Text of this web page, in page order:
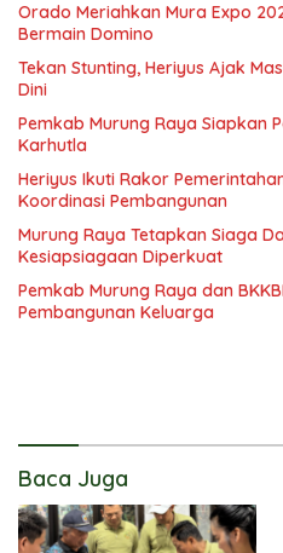
Orado Meriahkan Mura Expo
Bermain Domino
Tekan Stunting, Heriyus Ajak
Dini
Pemkab Murung Raya Siapkan
Karhutla
Heriyus Ikuti Rakor
Koordinasi Pembangunan
Murung Raya Tetapkan Siaga
Kesiapsiagaan Diperkuat
Pemkab Murung Raya dan
Pembangunan Keluarga
Baca Juga